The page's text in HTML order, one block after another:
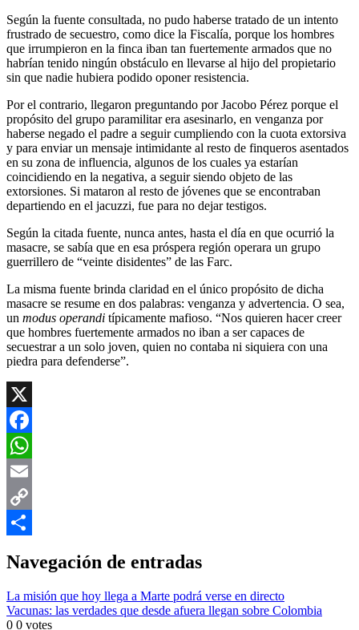
Según la fuente consultada, no pudo haberse tratado de un intento
frustrado de secuestro, como dice la Fiscalía, porque los hombres
que irrumpieron en la finca iban tan fuertemente armados que no
habrían tenido ningún obstáculo en llevarse al hijo del propietario
sin que nadie hubiera podido oponer resistencia.
Por el contrario, llegaron preguntando por Jacobo Pérez porque el
propósito del grupo paramilitar era asesinarlo, en venganza por
haberse negado el padre a seguir cumpliendo con la cuota extorsiva
y para enviar un mensaje intimidante al resto de finqueros asentados
en su zona de influencia, algunos de los cuales ya estarían
coincidiendo en la negativa, a seguir siendo objeto de las
extorsiones. Si mataron al resto de jóvenes que se encontraban
departiendo en el jacuzzi, fue para no dejar testigos.
Según la citada fuente, nunca antes, hasta el día en que ocurrió la
masacre, se sabía que en esa próspera región operara un grupo
guerrillero de “veinte disidentes” de las Farc.
La misma fuente brinda claridad en el único propósito de dicha
masacre se resume en dos palabras: venganza y advertencia. O sea,
un modus operandi típicamente mafioso. “Nos quieren hacer creer
que hombres fuertemente armados no iban a ser capaces de
secuestrar a un solo joven, quien no contaba ni siquiera con una
piedra para defenderse”.
X
Facebook
WhatsApp
Email
Copy
Navegación de entradas
La misión que hoy llega a Marte podrá verse en directo
Vacunas: las verdades que desde afuera llegan sobre Colombia
0 0 votes